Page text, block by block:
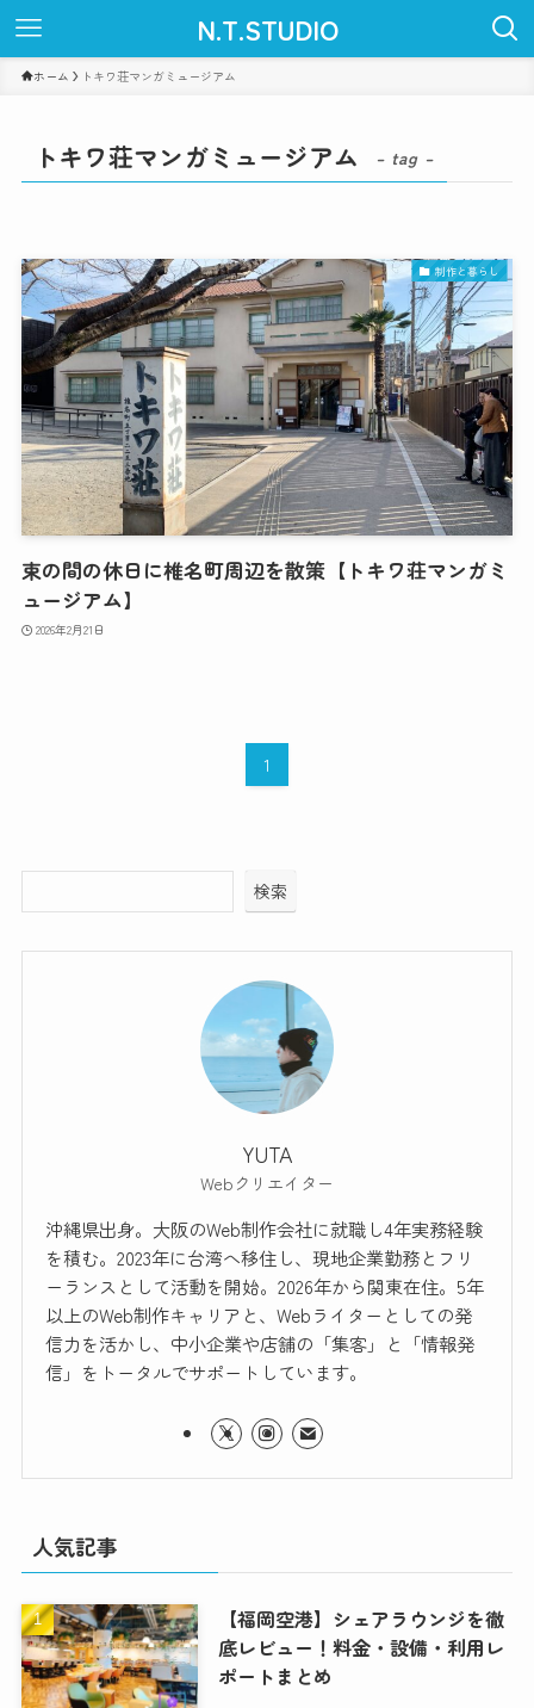
N.T.STUDIO
ホーム トキワ荘マンガミュージアム
トキワ荘マンガミュージアム – tag –
制作と暮らし
束の間の休日に椎名町周辺を散策【トキワ荘マンガミ
ュージアム】
2026年2月21日
1
検索
YUTA
Webクリエイター
沖縄県出身。大阪のWeb制作会社に就職し4年実務経験
を積む。2023年に台湾へ移住し、現地企業勤務とフリ
ーランスとして活動を開始。2026年から関東在住。5年
以上のWeb制作キャリアと、Webライターとしての発
信力を活かし、中小企業や店舗の「集客」と「情報発
信」をトータルでサポートしています。
人気記事
【福岡空港】シェアラウンジを徹
底レビュー！料金・設備・利用レ
ポートまとめ